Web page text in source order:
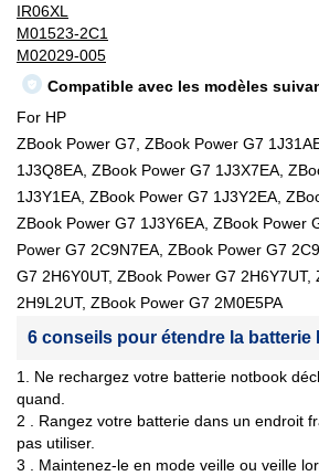
IR06XL
M01523-2C1
M02029-005
Compatible avec les modèles
For HP
ZBook Power G7, ZBook Power G7
1J3Q8EA, ZBook Power G7 1J3X7EA,
1J3Y1EA, ZBook Power G7 1J3Y2EA,
ZBook Power G7 1J3Y6EA, ZBook Power
Power G7 2C9N7EA, ZBook Power G7
G7 2H6Y0UT, ZBook Power G7 2H6Y7UT,
2H9L2UT, ZBook Power G7 2M0E5PA
6 conseils pour étendre la batterie
1. Ne rechargez votre batterie notbook
quand.
2 . Rangez votre batterie dans un endroit
pas utiliser.
3 . Maintenez-le en mode veille ou veille